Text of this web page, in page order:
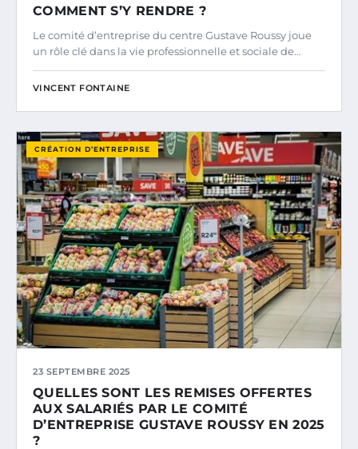
COMMENT S’Y RENDRE ?
Le comité d’entreprise du centre Gustave Roussy joue
un rôle clé dans la vie professionnelle et sociale de…
VINCENT FONTAINE
CRÉATION D’ENTREPRISE
23 SEPTEMBRE 2025
QUELLES SONT LES REMISES OFFERTES
AUX SALARIÉS PAR LE COMITÉ
D’ENTREPRISE GUSTAVE ROUSSY EN 2025
?